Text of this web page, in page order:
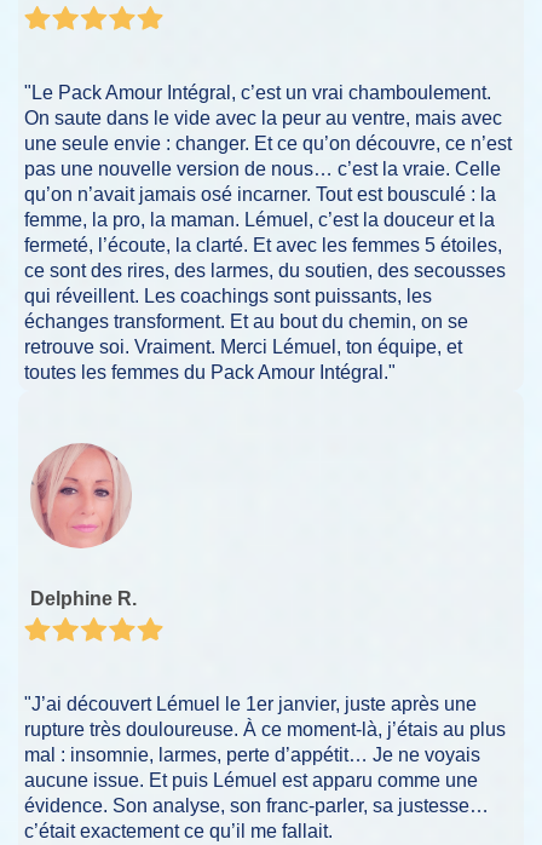
"Le Pack Amour Intégral, c’est un vrai chamboulement.
On saute dans le vide avec la peur au ventre, mais avec
une seule envie : changer. Et ce qu’on découvre, ce n’est
pas une nouvelle version de nous… c’est la vraie. Celle
qu’on n’avait jamais osé incarner. Tout est bousculé : la
femme, la pro, la maman. Lémuel, c’est la douceur et la
fermeté, l’écoute, la clarté. Et avec les femmes 5 étoiles,
ce sont des rires, des larmes, du soutien, des secousses
qui réveillent. Les coachings sont puissants, les
échanges transforment. Et au bout du chemin, on se
retrouve soi. Vraiment. Merci Lémuel, ton équipe, et
toutes les femmes du Pack Amour Intégral."
Delphine R.
"J’ai découvert Lémuel le 1er janvier, juste après une
rupture très douloureuse. À ce moment-là, j’étais au plus
mal : insomnie, larmes, perte d’appétit… Je ne voyais
aucune issue. Et puis Lémuel est apparu comme une
évidence. Son analyse, son franc-parler, sa justesse…
c’était exactement ce qu’il me fallait.